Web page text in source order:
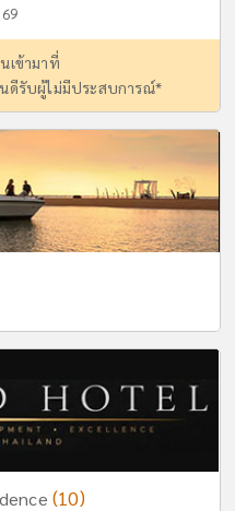
เข้ามาที่
ดีรับผู้ไม่มีประสบการณ์*
(10)